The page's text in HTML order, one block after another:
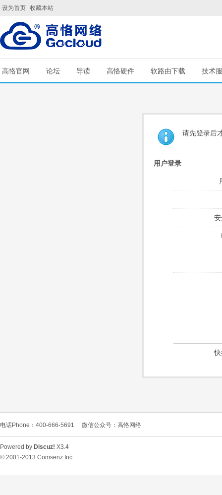
设为首页 收藏本站
高恪官网 论坛 导读 高恪硬件 软路由下载 技术
请先登录后
用户登录
电话Phone：400-666-5691 微信公众号：高恪网络
Powered by Discuz! X3.4
© 2001-2013 Comsenz Inc.